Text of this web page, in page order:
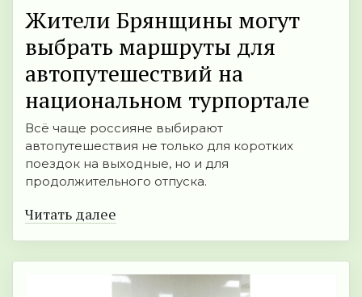
Жители Брянщины могут
выбрать маршруты для
автопутешествий на
национальном турпортале
Всё чаще россияне выбирают
автопутешествия не только для коротких
поездок на выходные, но и для
продолжительного отпуска.
Читать далее